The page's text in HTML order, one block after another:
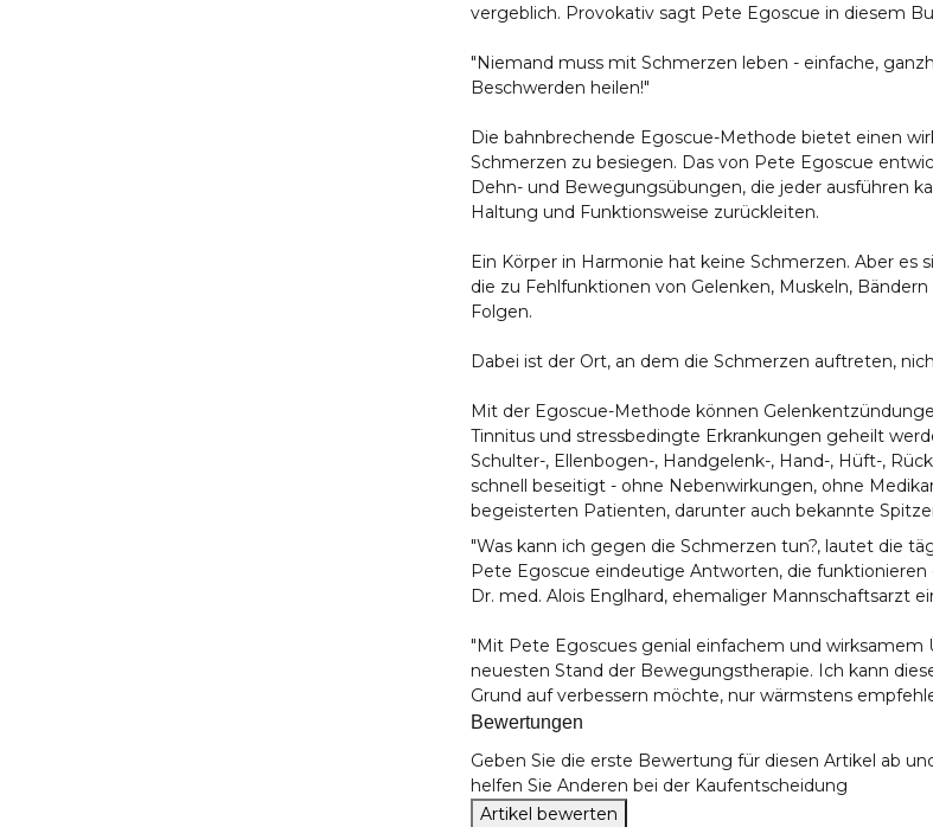
vergeblich. Provokativ sagt Pete Egoscue in diesem
"Niemand muss mit Schmerzen leben - einfache,
Beschwerden heilen!"
Die bahnbrechende Egoscue-Methode bietet einen
Schmerzen zu besiegen. Das von Pete Egoscue
Dehn- und Bewegungsübungen, die jeder ausführen
Haltung und Funktionsweise zurückleiten.
Ein Körper in Harmonie hat keine Schmerzen. Aber
die zu Fehlfunktionen von Gelenken, Muskeln,
Folgen.
Dabei ist der Ort, an dem die Schmerzen auftreten,
Mit der Egoscue-Methode können
Tinnitus und stressbedingte Erkrankungen geheilt
Schulter-, Ellenbogen-, Handgelenk-, Hand-, Hüft-,
schnell beseitigt - ohne Nebenwirkungen, ohne
begeisterten Patienten, darunter auch bekannte
"Was kann ich gegen die Schmerzen tun?, lautet die
Pete Egoscue eindeutige Antworten, die funktionieren
Dr. med. Alois Englhard, ehemaliger Mannschaftsarzt
"Mit Pete Egoscues genial einfachem und
neuesten Stand der Bewegungstherapie. Ich kann
Grund auf verbessern möchte, nur wärmstens
Bewertungen
Geben Sie die erste Bewertung für diesen Artikel ab
helfen Sie Anderen bei der Kaufentscheidung
Artikel bewerten